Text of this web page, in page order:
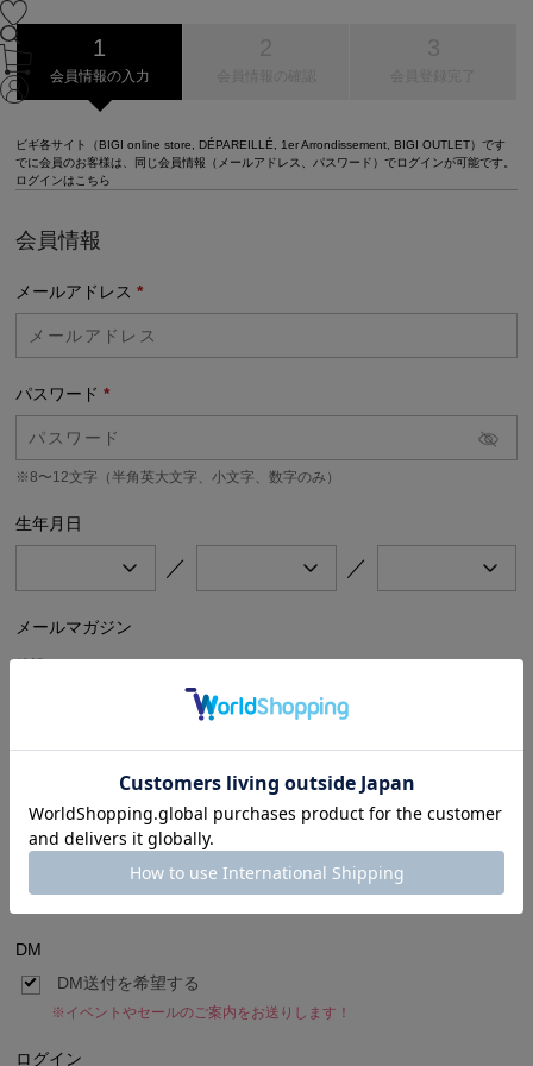
会員情報の入力
ビギ各サイト（BIGI online store, DÉPAREILLÉ, 1er Arrondissement, BIGI OUTLET）です
でに会員のお客様は、同じ会員情報（メールアドレス、パスワード）でログインが可能です。
ログインはこちら
会員情報
メールアドレス *
パスワード *
※8〜12文字（半角英大文字、小文字、数字のみ）
生年月日
／ ／
メールマガジン
公式オンラインストア（BIGI online store）のセール、キャンペーン情報や新
着商品情報、BIGIのイベント情報などをお届けします。
ブランド別メールマガジン
ご希望のブランドの新着商品やセール、キャンペーン情報などをお届けしま
FRAPBOIS
ADIEU TRISTESSE
congés payés
LOISIR Julier
L’EQUIPE
endalence unbilanc
DM
DM送付を希望する
※イベントやセールのご案内をお送りします！
ログイン